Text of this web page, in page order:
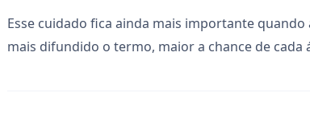
Esse cuidado fica ainda mais importante
mais difundido o termo, maior a chance de